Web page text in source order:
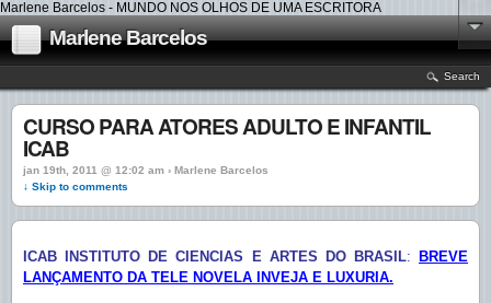
Marlene Barcelos - MUNDO NOS OLHOS DE UMA ESCRITORA
Marlene Barcelos
Search
CURSO PARA ATORES ADULTO E INFANTIL
ICAB
jan 19th, 2011 @ 12:02 am › Marlene Barcelos
↓ Skip to comments
ICAB INSTITUTO DE CIENCIAS E ARTES DO BRASIL:
BREVE
LANÇAMENTO DA TELE NOVELA INVEJA E LUXURIA.